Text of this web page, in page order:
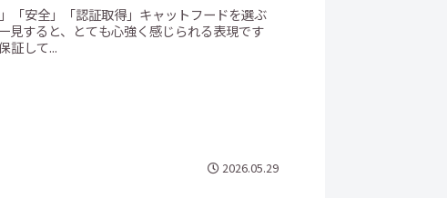
「安全」「認証取得」キャットフードを選ぶ
見すると、とても心強く感じられる表現です
証して...
2026.05.29